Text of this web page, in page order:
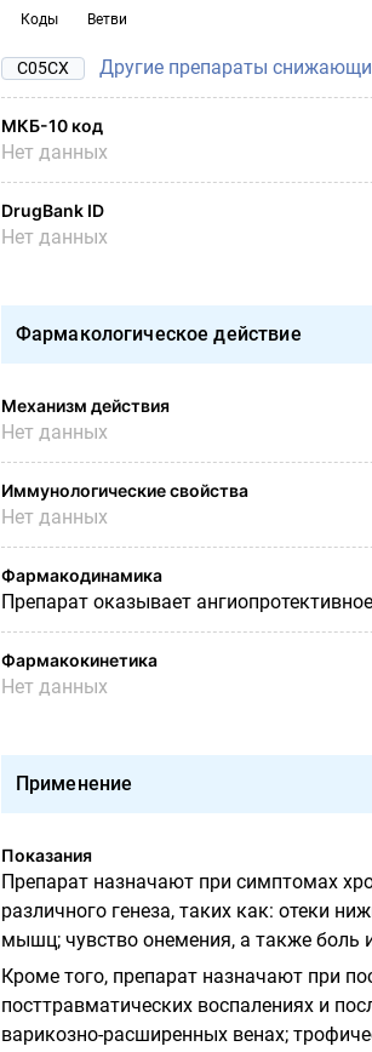
Коды Ветви
C05CX Другие препараты
МКБ-10 код
Нет данных
DrugBank ID
Нет данных
Фармакологическое действие
Механизм действия
Нет данных
Иммунологические свойства
Нет данных
Фармакодинамика
Препарат оказывает
Фармакокинетика
Нет данных
Применение
Показания
Препарат назначают при симптомах
различного генеза, таких как: отеки
мышц; чувство онемения, а также боль
Кроме того, препарат назначают при
посттравматических воспалениях и
варикозно-расширенных венах;